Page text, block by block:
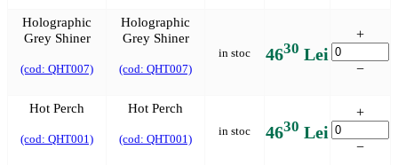
Holographic
Grey Shiner
(cod: QHT007)
Holographic
Grey Shiner
(cod: QHT007)
in stoc 4630 Lei
+
−
Hot Perch
(cod: QHT001)
Hot Perch
(cod: QHT001)
in stoc 4630 Lei
+
−